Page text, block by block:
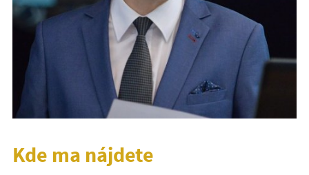
Kde ma nájdete